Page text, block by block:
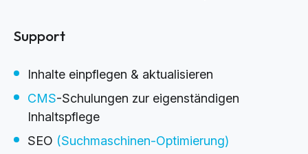
Support
Inhalte einpflegen & aktualisieren
CMS-Schulungen zur eigenständigen
Inhaltspflege
SEO (Suchmaschinen-Optimierung)